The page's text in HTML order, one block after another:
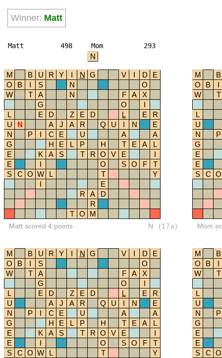
Winner: Matt
Matt 498 Mom 293
N
M B U R Y I N G V I D
E
O
B I S N
O
W
T A N F A
X
G
O
I
L
E D Z E D L E
R
U
N A J A R Q U I N
E
N
P I C E U A
A
G
H E L P H T E A
L
E
K A S T R O V E
I
E
I O S O F
T
S
C O W L T
Y
I
E
R
A
D
R
T
O M
Matt scored 4 points N (17a)
M
B
O
B
I
W
T
L
U
N
P
G
E
E
S
C O
Mom
M B U R Y I N G V I D
E
O
B I S
O
W
T A F A
X
G
O
I
L
E D Z E D L E
R
U
A J A R Q U I N
E
N
P I C E U A
A
G
H E L P H T E A
L
E
K A S T R O V E
I
E
I O S O F
T
S
C O W L T
Y
M
B
O
B
I
W
T
L
U
N
P
G
E
E
S
C O